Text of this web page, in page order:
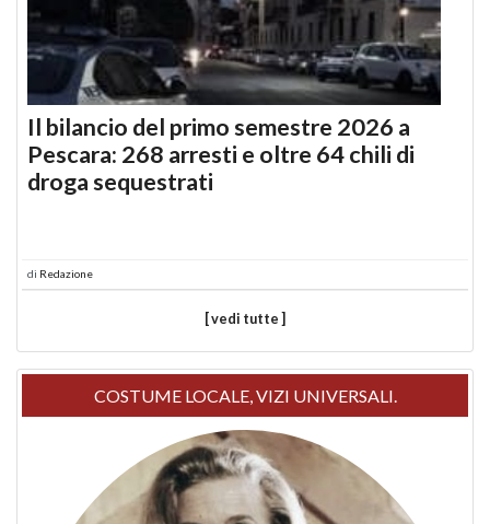
Il bilancio del primo semestre 2026 a
Pescara: 268 arresti e oltre 64 chili di
droga sequestrati
di Redazione
[ vedi tutte ]
COSTUME LOCALE, VIZI UNIVERSALI.